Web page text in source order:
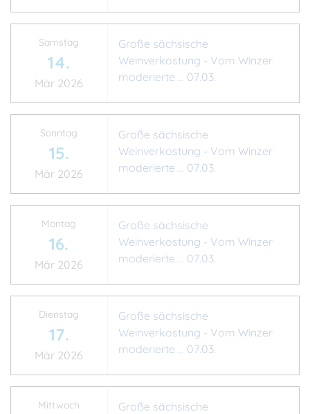
Samstag
14.
Mär 2026
Große sächsische
Weinverkostung - Vom Winzer
moderierte ... 07.03.
Sonntag
15.
Mär 2026
Große sächsische
Weinverkostung - Vom Winzer
moderierte ... 07.03.
Montag
16.
Mär 2026
Große sächsische
Weinverkostung - Vom Winzer
moderierte ... 07.03.
Dienstag
17.
Mär 2026
Große sächsische
Weinverkostung - Vom Winzer
moderierte ... 07.03.
Mittwoch
Große sächsische